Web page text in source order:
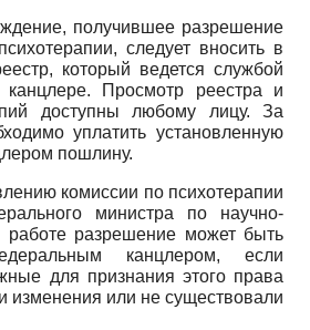
получившее разрешение
следует вносить в
который ведется службой
Просмотр реестра и
доступны любому лицу. За
уплатить установленную
пошлину.
комиссии по психотерапии
министра по научно-
работе разрешение может быть
канцлером, если
для признания этого права
изменения или не существовали